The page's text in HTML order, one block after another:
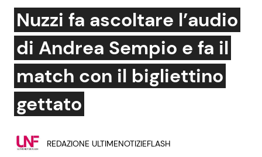
News e Cronaca
Attualità Italiana
Dal Mondo
Gossip e TV
Bellezze VIP
Nuzzi fa ascoltare l’audio
di Andrea Sempio e fa il
match con il bigliettino
gettato
REDAZIONE ULTIMENOTIZIEFLASH